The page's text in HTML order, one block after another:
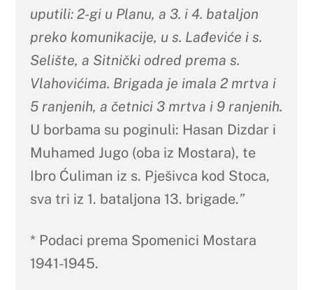
uputili: 2-gi u Planu, a 3. i 4. bataljon
preko komunikacije, u s. Lađeviće i s.
Selište, a Sitnički odred prema s.
Vlahovićima. Brigada je imala 2 mrtva i
5 ranjenih, a četnici 3 mrtva i 9 ranjenih.
U borbama su poginuli: Hasan Dizdar i
Muhamed Jugo (oba iz Mostara), te
Ibro Ćuliman iz s. Pješivca kod Stoca,
sva tri iz 1. bataljona 13. brigade.”
* Podaci prema Spomenici Mostara
1941-1945.